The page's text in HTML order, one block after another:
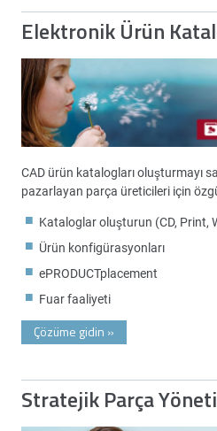
Elektronik Ürün
CAD ürün katalogları oluşturmayı
pazarlayan parça üreticileri için
Kataloglar oluşturun (CD, Print,
Ürün konfigürasyonları
ePRODUCTplacement
Fuar faaliyeti
Çözüme gidin »
Stratejik Parça